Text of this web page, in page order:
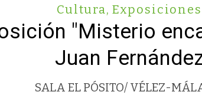
Cultura, Exposiciones
"Misterio
Juan
SALA EL PÓSITO/ VÉLEZ-